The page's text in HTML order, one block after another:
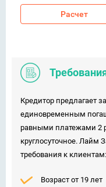
Расчет
Кредитор предлагает
единовременным
равными платежами 2
круглосуточное.
требования к клиентам:
Возраст от 19 лет